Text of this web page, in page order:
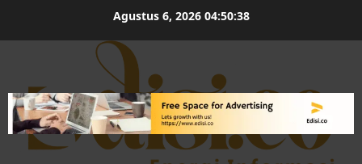
Agustus 6, 2026 04:50:39